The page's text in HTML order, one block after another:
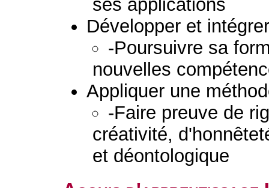
ses applications
Développer et
-Poursuivre sa
nouvelles
Appliquer une
-Faire preuve de
créativité,
et déontologique